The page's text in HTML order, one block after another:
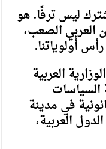
ليس ترفًا. هو
الصعب،
أولوياتنا.
العربية
السياسات
في مدينة
العربية،